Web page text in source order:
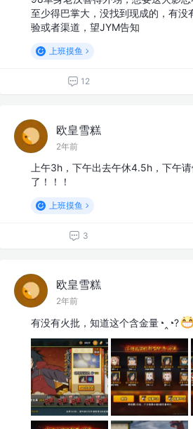
至少得巴掌大，没找到现成的，有没
验或者渠道，望JYM告知
上班摸鱼
12
欧皇雪糕
2年前
上午3h，下午出去午休4.5h，下午
了！！！
上班摸鱼
3
欧皇雪糕
2年前
有没有火批，知道这个含金量◔‸◔?